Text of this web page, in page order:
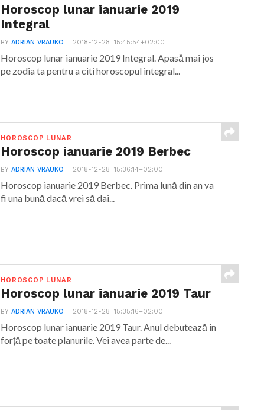
Horoscop lunar ianuarie 2019
Integral
BYADRIAN VRAUKO 2018-12-28T15:45:54+02:00
Horoscop lunar ianuarie 2019 Integral. Apasă mai jos
pe zodia ta pentru a citi horoscopul integral...
HOROSCOP LUNAR
Horoscop ianuarie 2019 Berbec
BYADRIAN VRAUKO 2018-12-28T15:36:14+02:00
Horoscop ianuarie 2019 Berbec. Prima lună din an va
fi una bună dacă vrei să dai...
HOROSCOP LUNAR
Horoscop lunar ianuarie 2019 Taur
BYADRIAN VRAUKO 2018-12-28T15:35:16+02:00
Horoscop lunar ianuarie 2019 Taur. Anul debutează în
forță pe toate planurile. Vei avea parte de...